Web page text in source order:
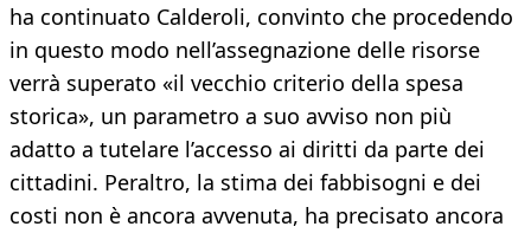
ha continuato Calderoli, convinto che procedendo
in questo modo nell’assegnazione delle risorse
verrà superato «il vecchio criterio della spesa
storica», un parametro a suo avviso non più
adatto a tutelare l’accesso ai diritti da parte dei
cittadini. Peraltro, la stima dei fabbisogni e dei
costi non è ancora avvenuta, ha precisato ancora